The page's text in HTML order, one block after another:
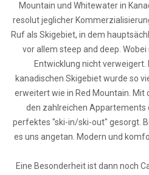
Mountain und Whitewater in
resolut jeglicher
Ruf als Skigebiet, in dem
vor allem steep and deep.
Entwicklung nicht
kanadischen Skigebiet wurde so
erweitert wie in Red Mountain. Mit
den zahlreichen
perfektes "ski-in/ski-out" gesorgt.
es uns angetan. Modern und
Eine Besonderheit ist dann noch